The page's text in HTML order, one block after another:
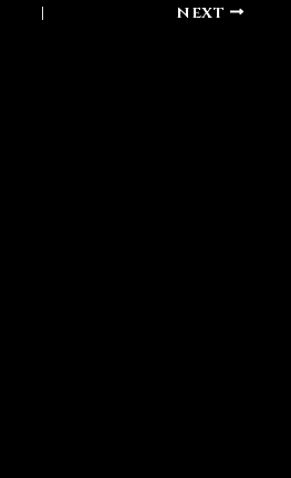
NEXT